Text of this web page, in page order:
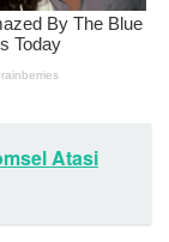
Atasi